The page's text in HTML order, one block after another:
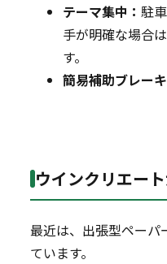
テーマ集中：駐
手が明確な場合
す。
簡易補助ブレーキ
ウインクリエー
最近は、出張型ペーパ
ています。